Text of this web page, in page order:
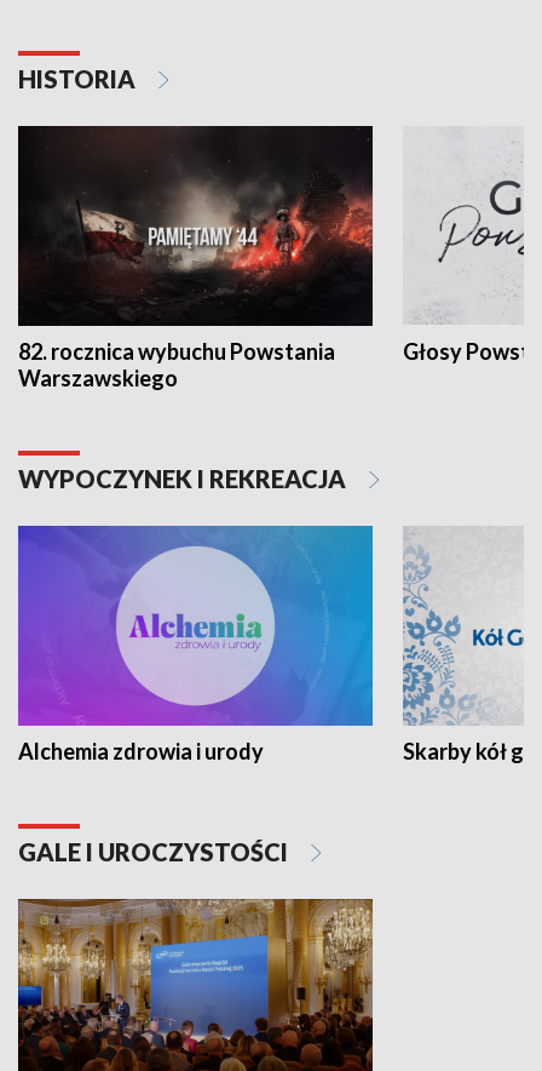
HISTORIA
82. rocznica wybuchu Powstania
Warszawskiego
Głosy
WYPOCZYNEK I REKREACJA
Alchemia zdrowia i urody Skarby kół
GALE I UROCZYSTOŚCI